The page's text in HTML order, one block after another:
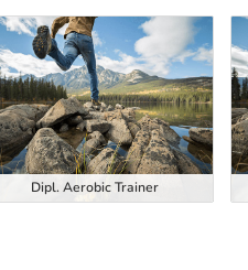
Dipl. Aerobic Trainer